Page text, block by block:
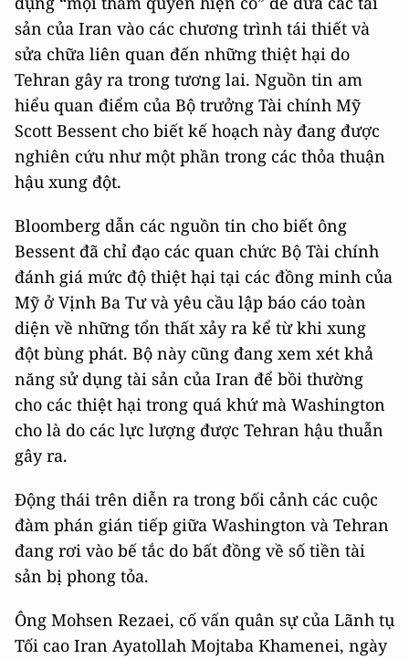
sản của Iran vào các chương trình tái thiết và
sửa chữa liên quan đến những thiệt hại do
Tehran gây ra trong tương lai. Nguồn tin am
hiểu quan điểm của Bộ trưởng Tài chính Mỹ
Scott Bessent cho biết kế hoạch này đang được
nghiên cứu như một phần trong các thỏa thuận
hậu xung đột.
Bloomberg dẫn các nguồn tin cho biết ông
Bessent đã chỉ đạo các quan chức Bộ Tài chính
đánh giá mức độ thiệt hại tại các đồng minh của
Mỹ ở Vịnh Ba Tư và yêu cầu lập báo cáo toàn
diện về những tổn thất xảy ra kể từ khi xung
đột bùng phát. Bộ này cũng đang xem xét khả
năng sử dụng tài sản của Iran để bồi thường
cho các thiệt hại trong quá khứ mà Washington
cho là do các lực lượng được Tehran hậu thuẫn
gây ra.
Động thái trên diễn ra trong bối cảnh các cuộc
đàm phán gián tiếp giữa Washington và Tehran
đang rơi vào bế tắc do bất đồng về số tiền tài
sản bị phong tỏa.
Ông Mohsen Rezaei, cố vấn quân sự của Lãnh tụ
Tối cao Iran Ayatollah Mojtaba Khamenei, ngày